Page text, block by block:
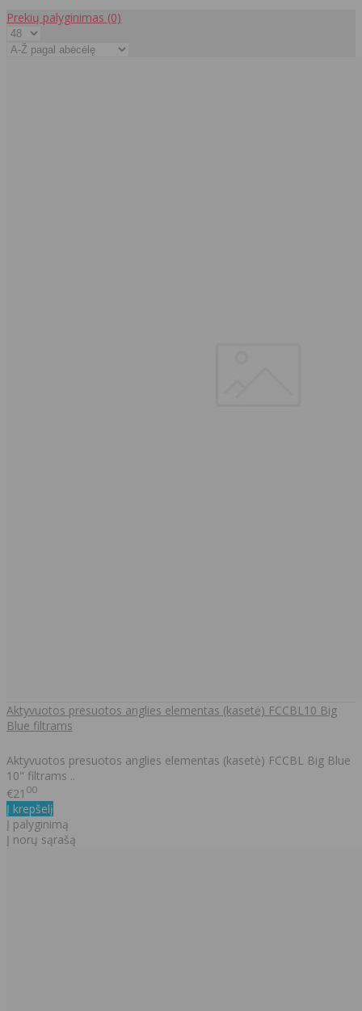
Prekių palyginimas (0)
Aktyvuotos presuotos anglies elementas (kasetė) FCCBL10 Big
Blue filtrams
Aktyvuotos presuotos anglies elementas (kasetė) FCCBL Big Blue
10" filtrams ..
€21 00
Į krepšelį
Į palyginimą
Į norų sąrašą